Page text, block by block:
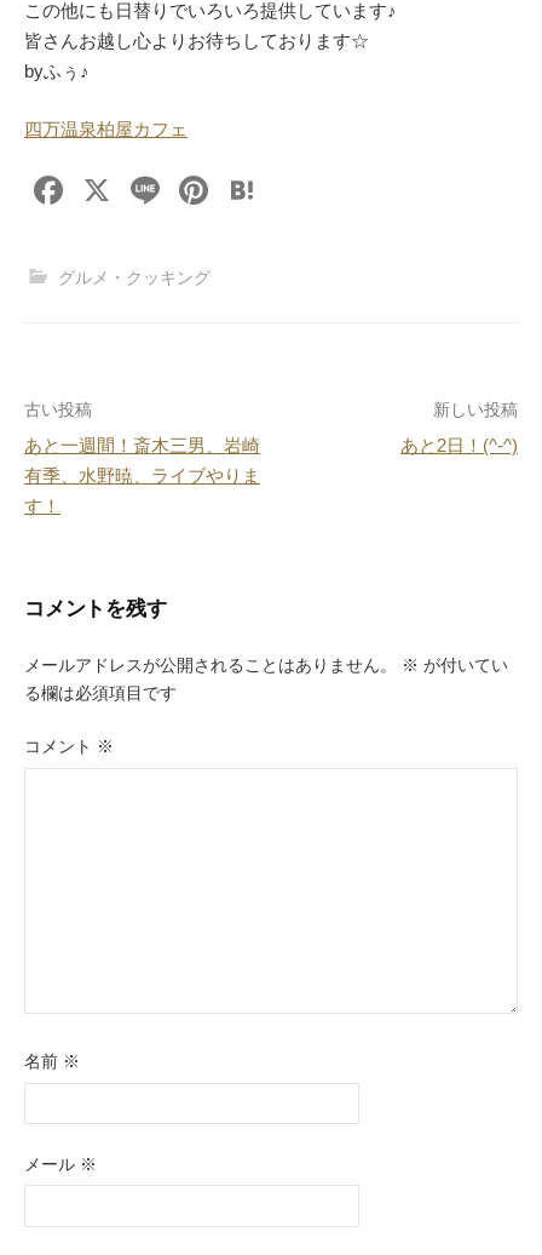
この他にも日替りでいろいろ提供しています♪
皆さんお越し心よりお待ちしております☆
byふぅ♪
四万温泉柏屋カフェ
F
c
o
k
X
Li
e
Pi
グルメ・クッキング
投
稿
ナ
シ
ン
古い投稿
あと一週間！斎木三男、岩崎
有季、水野暁、ライブやりま
す！
新しい投稿
あと2日！(^-^)
コメントを残す
メールアドレスが公開されることはありません。 ※ が付いてい
る欄は必須項目です
コメント ※
名前 ※
メール ※